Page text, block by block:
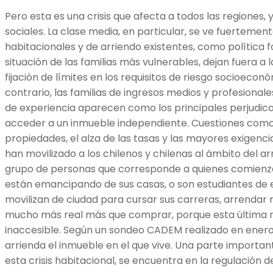
Pero esta es una crisis que afecta a todos las regiones,
sociales. La clase media, en particular, se ve
habitacionales y de arriendo existentes, como política
situación de las familias más vulnerables, dejan fuera a
fijación de límites en los requisitos de riesgo
contrario, las familias de ingresos medios y
de experiencia aparecen como los principales
acceder a un inmueble independiente. Cuestiones
propiedades, el alza de las tasas y las mayores
han movilizado a los chilenos y chilenas al ámbito del
grupo de personas que corresponde a quienes
están emancipando de sus casas, o son estudiantes de
movilizan de ciudad para cursar sus carreras, arrendar
mucho más real más que comprar, porque esta
inaccesible. Según un sondeo CADEM realizado en
arrienda el inmueble en el que vive. Una parte
esta crisis habitacional, se encuentra en la regulación